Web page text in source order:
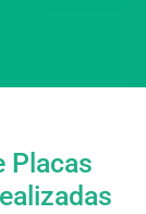
Placas